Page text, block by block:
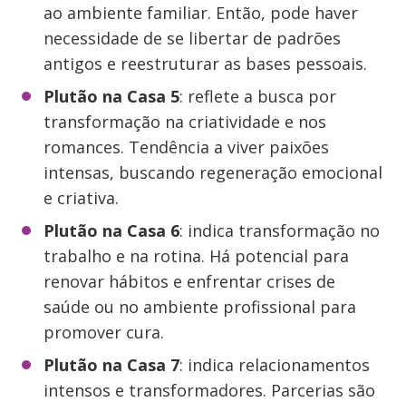
ao ambiente familiar. Então, pode haver
necessidade de se libertar de padrões
antigos e reestruturar as bases pessoais.
Plutão na Casa 5: reflete a busca por
transformação na criatividade e nos
romances. Tendência a viver paixões
intensas, buscando regeneração emocional
e criativa.
Plutão na Casa 6: indica transformação no
trabalho e na rotina. Há potencial para
renovar hábitos e enfrentar crises de
saúde ou no ambiente profissional para
promover cura.
Plutão na Casa 7: indica relacionamentos
intensos e transformadores. Parcerias são